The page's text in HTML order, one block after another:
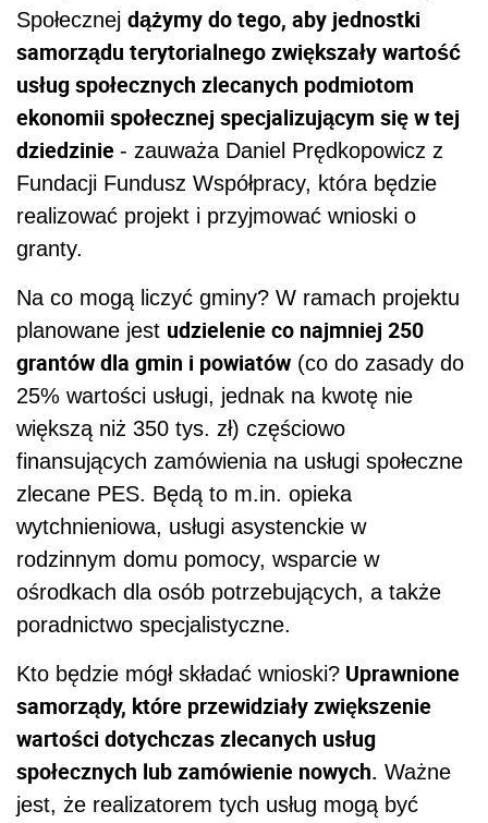
Społecznej dążymy do tego, aby jednostki
samorządu terytorialnego zwiększały wartość
usług społecznych zlecanych podmiotom
ekonomii społecznej specjalizującym się w tej
dziedzinie - zauważa Daniel Prędkopowicz z
Fundacji Fundusz Współpracy, która będzie
realizować projekt i przyjmować wnioski o
granty.
Na co mogą liczyć gminy? W ramach projektu
planowane jest udzielenie co najmniej 250
grantów dla gmin i powiatów (co do zasady do
25% wartości usługi, jednak na kwotę nie
większą niż 350 tys. zł) częściowo
finansujących zamówienia na usługi społeczne
zlecane PES. Będą to m.in. opieka
wytchnieniowa, usługi asystenckie w
rodzinnym domu pomocy, wsparcie w
ośrodkach dla osób potrzebujących, a także
poradnictwo specjalistyczne.
Kto będzie mógł składać wnioski? Uprawnione
samorządy, które przewidziały zwiększenie
wartości dotychczas zlecanych usług
społecznych lub zamówienie nowych. Ważne
jest, że realizatorem tych usług mogą być